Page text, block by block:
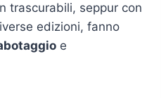
trascurabili, seppur con
edizioni, fanno
e